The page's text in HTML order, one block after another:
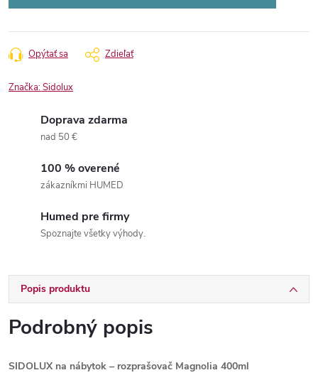
Opýtať sa Zdieľať
Značka:Sidolux
Doprava zdarma
nad 50 €
100 % overené
zákazníkmi HUMED
Humed pre firmy
Spoznajte všetky výhody.
Popis produktu
Podrobný popis
SIDOLUX na nábytok – rozprašovač Magnolia 400ml